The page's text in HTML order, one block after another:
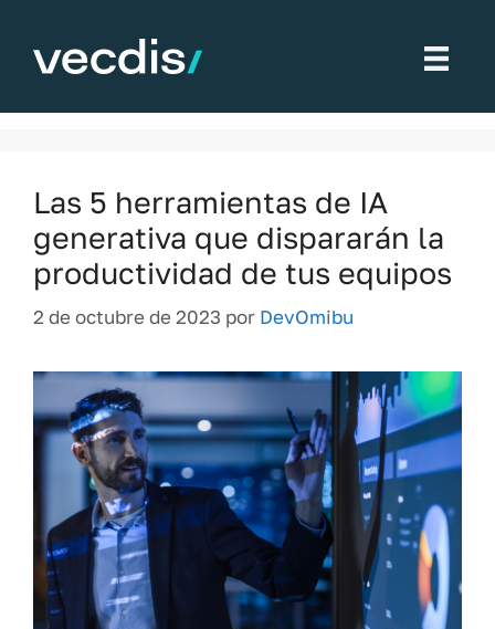
contenido
Productividad
Las 5 herramientas de IA
generativa que dispararán la
productividad de tus equipos
2 de octubre de 2023 por DevOmibu